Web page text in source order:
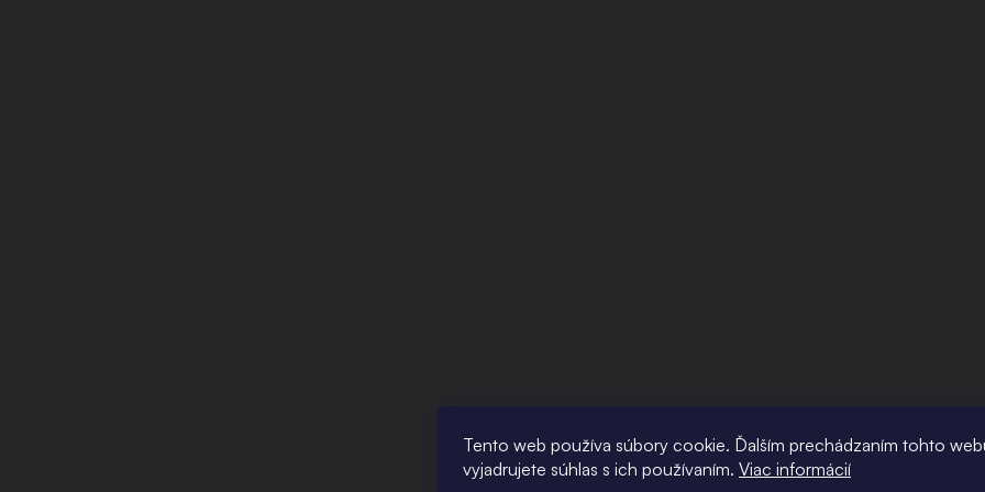
Tento web používa súbory cookie. Ďalším prechádzaním tohto
vyjadrujete súhlas s ich používaním. Viac informácií